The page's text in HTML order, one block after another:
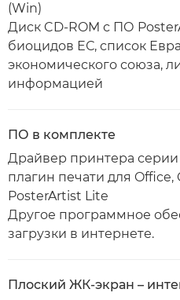
(Win)
Диск CD-ROM с ПО
биоцидов ЕС, список
экономического союза,
информацией
ПО в комплекте
Драйвер принтера серии
плагин печати для
PosterArtist Lite
Другое программное
загрузки в интернете.
Плоский ЖК-экран –